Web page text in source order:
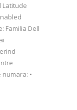
Latitude
Familia Dell
•